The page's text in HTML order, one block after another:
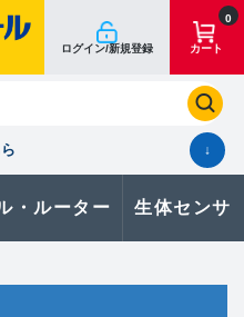
ログイン/新規登録
0
カート
↓
・ルーター 生体センサ
ーダー 購入履歴
合わせはこちら
寸法単位 [mm]
寸法単位 [mm]